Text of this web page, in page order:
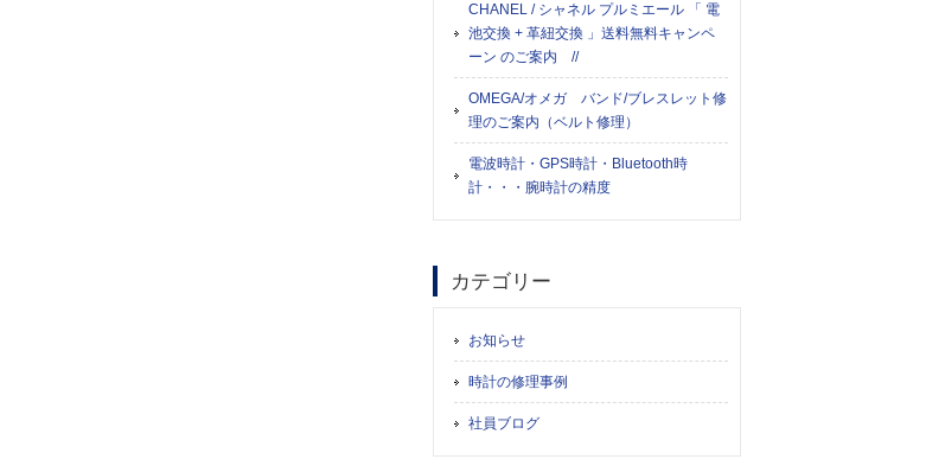
CHANEL / シャネル プルミエール 「 電
池交換 + 革紐交換 」送料無料キャンペ
ーン のご案内 //
OMEGA/オメガ バンド/ブレスレット修
理のご案内（ベルト修理）
電波時計・GPS時計・Bluetooth時
計・・・腕時計の精度
カテゴリー
お知らせ
時計の修理事例
社員ブログ